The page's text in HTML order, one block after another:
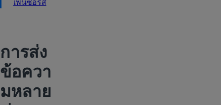
เพนซอร์ส
การส่ง
ข้อควา
มหลาย